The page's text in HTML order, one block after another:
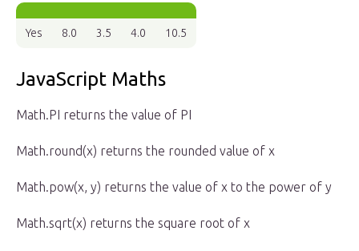
Yes 8.0 3.5 4.0 10.5
JavaScript Maths
Math.PI returns the value of PI
Math.round(x) returns the rounded value of x
Math.pow(x, y) returns the value of x to the power of y
Math.sqrt(x) returns the square root of x